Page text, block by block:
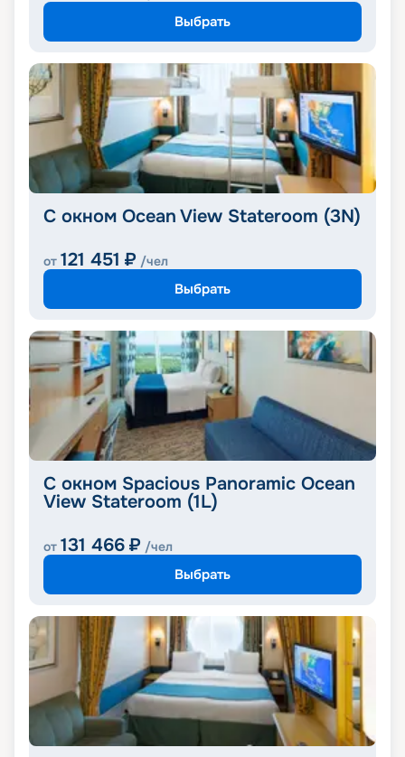
Выбрать
С окном Ocean View Stateroom (3N)
от 121 451 ₽ /чел
Выбрать
С окном Spacious Panoramic Ocean
View Stateroom (1L)
от 131 466 ₽ /чел
Выбрать